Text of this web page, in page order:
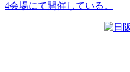
4会場にて開催している。